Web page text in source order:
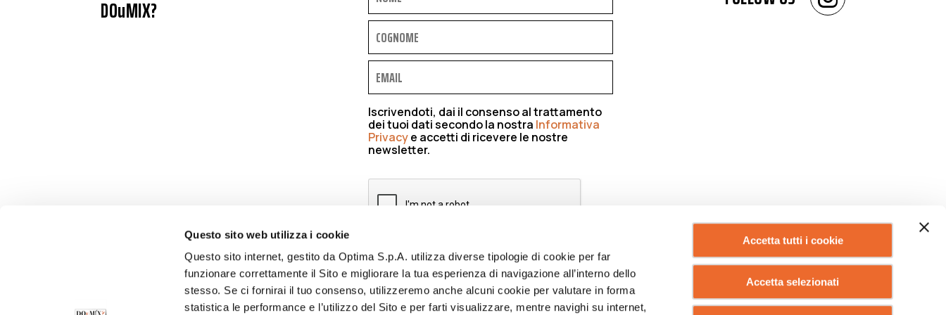
Questo sito web utilizza i cookie
Questo sito internet, gestito da Optima S.p.A. utilizza diverse tipologie di cookie per far
funzionare correttamente il Sito e migliorare la tua esperienza di navigazione all’interno dello
stesso. Se ci fornirai il tuo consenso, utilizzeremo anche alcuni cookie per valutare in forma
statistica le performance e l’utilizzo del Sito e per farti visualizzare, mentre navighi su internet,
Accetta tutti i cookie
Accetta selezionati
DOuMIX?
Iscrivendoti, dai il consenso al trattamento
dei tuoi dati secondo la nostra Informativa
Privacye accetti di ricevere le nostre
newsletter.
ISCRIVIMI